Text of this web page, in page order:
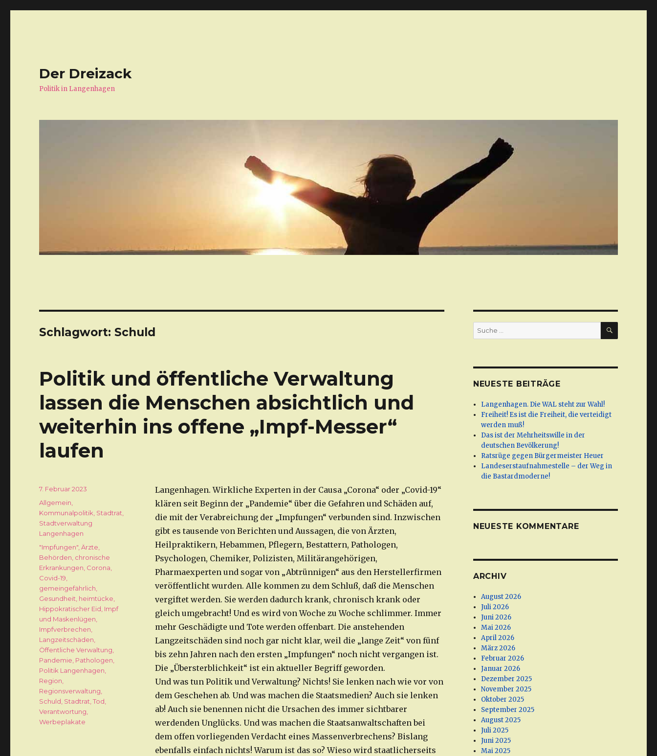
Der Dreizack
Politik in Langenhagen
Schlagwort: Schuld
Politik und öffentliche Verwaltung
lassen die Menschen absichtlich und
weiterhin ins offene „Impf-Messer“
laufen
Langenhagen. Wirkliche Experten in der Causa „Corona“ oder „Covid-19“
klären seit Beginn der „Pandemie“ über die Gefahren und Schäden auf,
die mit der Verabreichung der „Impfungen“ verbunden sind. Inzwischen
gibt es tausende von Berichten und Aussagen, die von Ärzten,
Heilpraktikern, Hebammen, Pflegern, Bestattern, Pathologen,
Psychologen, Chemiker, Polizisten, Militärangehörigen,
Pharmaexperten und sogar von „Abtrünnigen“ aus den Herstellerfirmen
veröffentlicht wurden. Alle kommen zu dem Schluß, daß die Menschen
vergiftet werden. Sie werden dadurch krank, chronisch krank oder
gleich umgebracht! Und es wird von Woche zu Woche schlimmer. Immer
mehr Geschädigte und Tote werden offenbart. Die anstehenden
Langzeitschäden sind noch gar nicht klar, weil die „lange Zeit“ von fünf
bis zehn Jahren nach den ersten „Impfungen“ noch nicht vergangen ist.
Die „Übersterblichkeit“ ist ein aktueller Begriff geworden.
Und was tun Politik und Verwaltung? Nichts! Sie lenken nach wie vor von
dem Geschehen ab. Und was machen die Staatsmedien? Auch sie lenken
ab! Auch sie benennen nicht die Ursachen des immer sichtbarer
werdenden Unglücks. Und was machen die Staatsanwaltschaften bei
dem offen vorliegenden Verdacht eines Massenverbrechens? Bislang
ebenfalls einfach nichts! Warum ist das so? Wieso wird staatlicherseits
Veröffentlicht
am
7. Februar 2023
Kategorien
Allgemein
Kommunalpolitik Stadtrat
Stadtverwaltung
Langenhagen
Schlagwörter
"Impfungen" ,Ärzte
Behörden chronische
Erkrankungen Corona
Covid-19
gemeingefährlich
Gesundheit heimtücke
Hippokratischer Eid Impf
und Maskenlügen
Impfverbrechen
Langzeitschäden
Öffentliche Verwaltung
Pandemie Pathologen
Politik Langenhagen
Region
Regionsverwaltung
Schuld Stadtrat ,Tod
Verantwortung
Werbeplakate
Suche
nach:
SUCHE
NEUESTE BEITRÄGE
Langenhagen. Die WAL steht zur Wahl!
Freiheit! Es ist die Freiheit, die verteidigt
werden muß!
Das ist der Mehrheitswille in der
deutschen Bevölkerung!
Ratsrüge gegen Bürgermeister Heuer
Landeserstaufnahmestelle – der Weg in
die Bastardmoderne!
NEUESTE KOMMENTARE
ARCHIV
August 2026
Juli 2026
Juni 2026
Mai 2026
April 2026
März 2026
Februar 2026
Januar 2026
Dezember 2025
November 2025
Oktober 2025
September 2025
August 2025
Juli 2025
Juni 2025
Mai 2025